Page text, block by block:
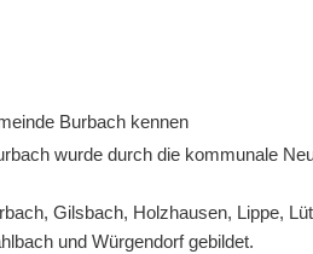
Burbach kennen
wurde durch die kommunale
Gilsbach, Holzhausen, Lippe,
und Würgendorf gebildet.